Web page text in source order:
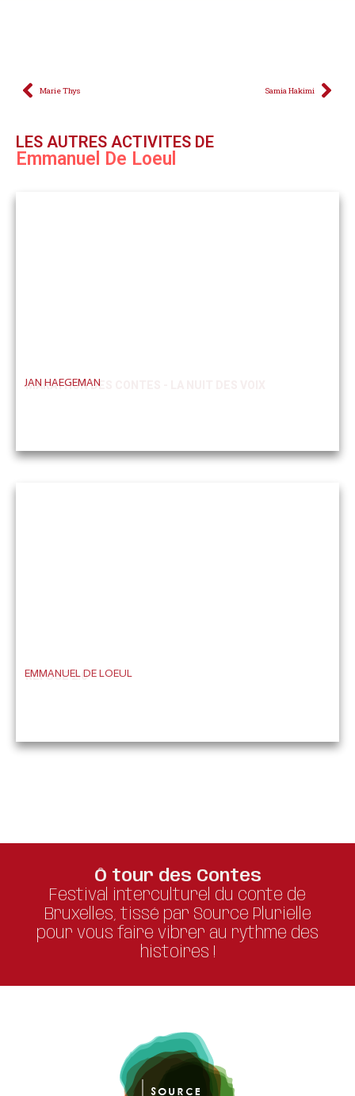
Marie Thys Samia Hakimi
LES AUTRES ACTIVITES DE
Emmanuel De Loeul
MARATHON DES CONTES - LA NUIT DES VOIX
JAN HAEGEMAN
REFUGE 2.0
EMMANUEL DE LOEUL
Ô tour des Contes
Festival interculturel du conte de
Bruxelles, tissé par Source Plurielle
pour vous faire vibrer au rythme des
histoires !